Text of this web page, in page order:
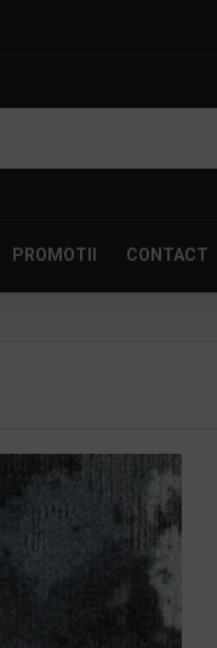
PROMOTII CONTACT